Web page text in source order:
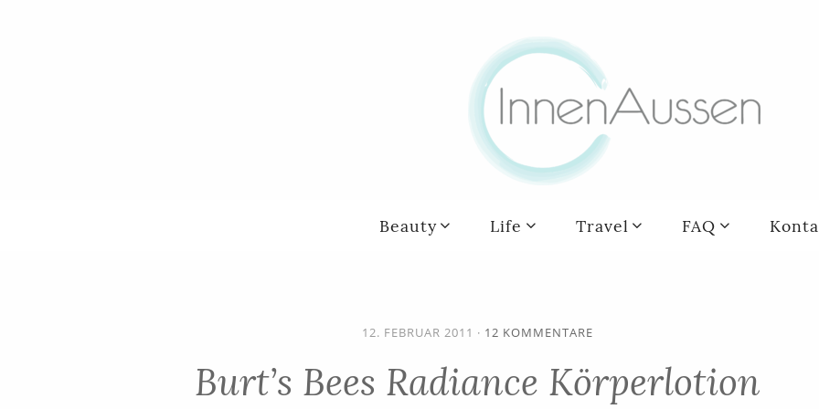
Beauty Life Travel FAQ
12. FEBRUAR 2011 · 12 KOMMENTARE
Burt’s Bees Radiance Körperlotion